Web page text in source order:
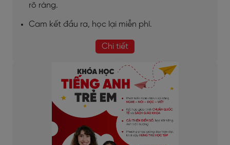
rõ ràng.
Cam kết đầu ra, học lại miễn phí.
Chi tiết